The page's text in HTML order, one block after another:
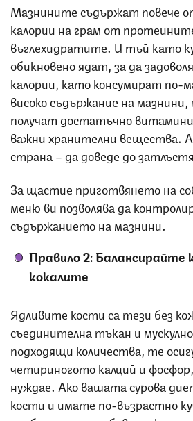
Мазнините съдържат повече
калории на грам от
въглехидратите. И тъй като
обикновено ядат, за да
калории, като консумират по-
високо съдържание на
получат достатъчно
важни хранителни вещества.
страна – да доведе до
За щастие приготвянето на
меню ви позволява да
съдържанието на мазнини.
Правило 2: Балансирайте
кокалите
Ядливите кости са тези без
съединителна тъкан и
подходящи количества, те
четириногото калций и
нуждае. Ако вашата сурова
кости и имате по-възрастно